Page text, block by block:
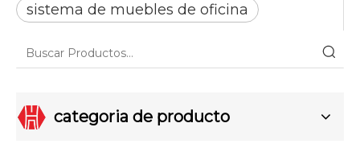
sistema de muebles de oficina
categoria de producto